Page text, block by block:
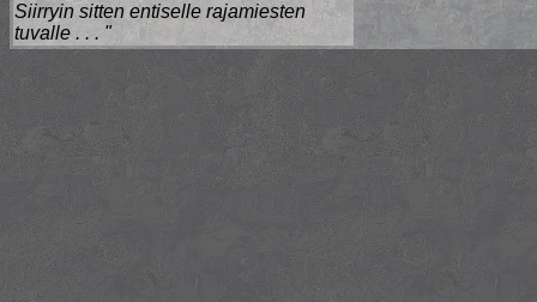
Siirryin sitten entiselle rajamiesten
tuvalle . . . "